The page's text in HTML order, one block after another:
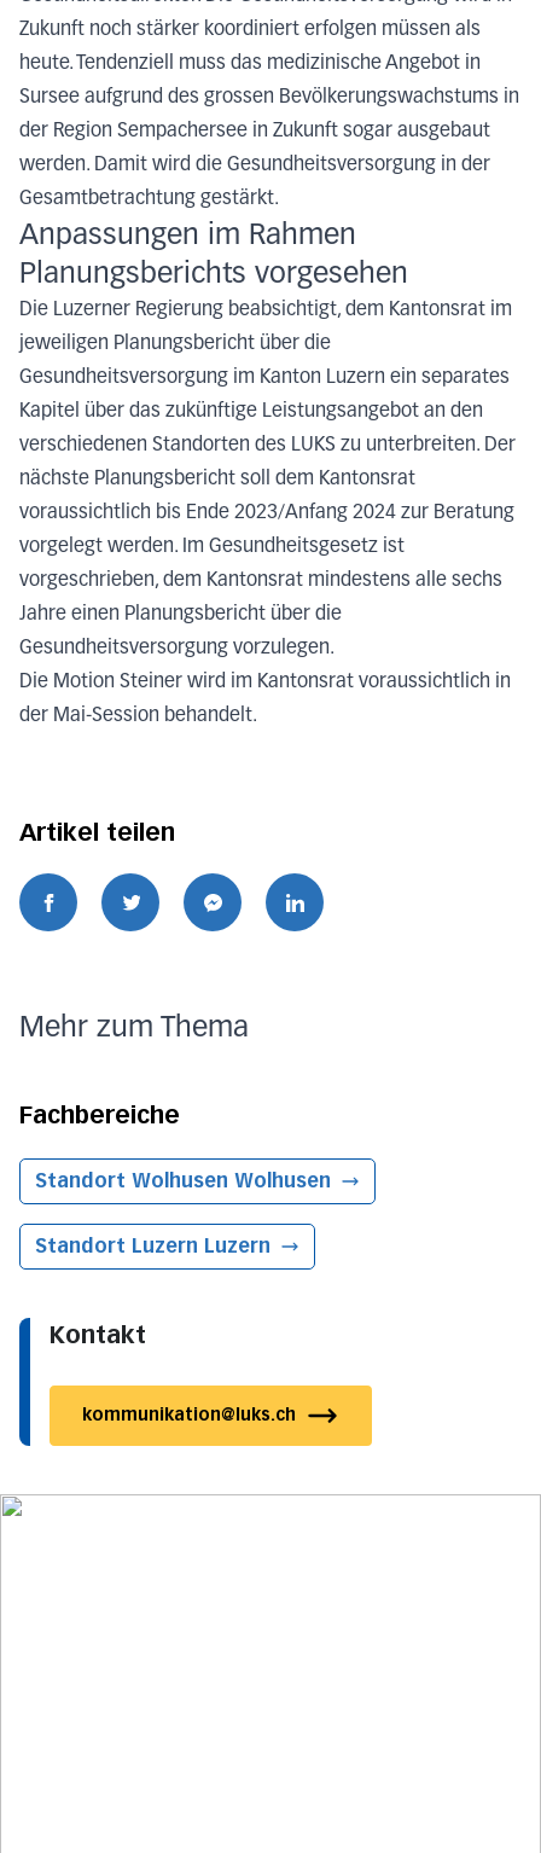
Zukunft noch stärker koordiniert erfolgen müssen als
heute. Tendenziell muss das medizinische Angebot in
Sursee aufgrund des grossen Bevölkerungswachstums in
der Region Sempachersee in Zukunft sogar ausgebaut
werden. Damit wird die Gesundheitsversorgung in der
Gesamtbetrachtung gestärkt.
Anpassungen im Rahmen
Planungsberichts vorgesehen
Die Luzerner Regierung beabsichtigt, dem Kantonsrat im
jeweiligen Planungsbericht über die
Gesundheitsversorgung im Kanton Luzern ein separates
Kapitel über das zukünftige Leistungsangebot an den
verschiedenen Standorten des LUKS zu unterbreiten. Der
nächste Planungsbericht soll dem Kantonsrat
voraussichtlich bis Ende 2023/Anfang 2024 zur Beratung
vorgelegt werden. Im Gesundheitsgesetz ist
vorgeschrieben, dem Kantonsrat mindestens alle sechs
Jahre einen Planungsbericht über die
Gesundheitsversorgung vorzulegen.
Die Motion Steiner wird im Kantonsrat voraussichtlich in
der Mai-Session behandelt.
Artikel teilen
Mehr zum Thema
Fachbereiche
Standort Wolhusen Wolhusen
Standort Luzern Luzern
Kontakt
kommunikation@luks.ch